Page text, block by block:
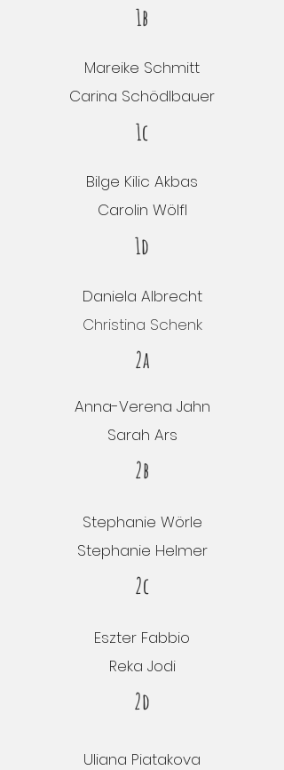
1b
Mareike Schmitt
Carina Schödlbauer
1c
Bilge Kilic Akbas
Carolin Wölfl
1d
Daniela Albrecht
Christina Schenk
2a
Anna-Verena Jahn
Sarah Ars
2b
Stephanie Wörle
Stephanie Helmer
2c
Eszter Fabbio
Reka Jodi
2d
Uliana Piatakova